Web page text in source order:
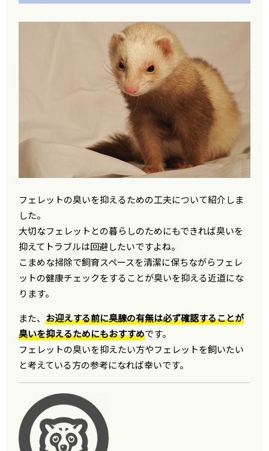
フェレットの臭いを抑えるための工夫について紹介しま
した。
大切なフェレットとの暮らしのためにもできれば臭いを
抑えてトラブルは回避したいですよね。
こまめな掃除で飼育スペースを清潔に保ちながらフェレ
ットの健康チェックをすることが臭いを抑える近道にな
ります。
また、お迎えする前に臭腺の有無は必ず確認することが
臭いを抑えるためにもおすすめです。
フェレットの臭いを抑えたい方やフェレットを飼いたい
と考えている方の参考になれば幸いです。